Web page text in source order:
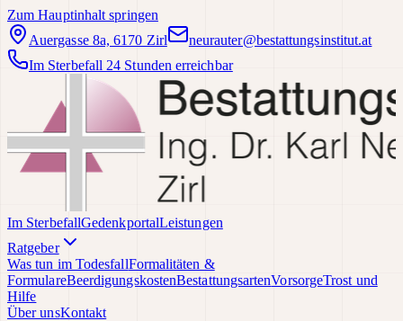
Zum Hauptinhalt springen
Auergasse 8a, 6170 Zirl
neurauter@bestattungsinstitut.at
Im Sterbefall 24 Stunden erreichbar
Im SterbefallGedenkportalLeistungen
Ratgeber
Was tun im TodesfallFormalitäten &
FormulareBeerdigungskostenBestattungsartenVorsorgeTrost und
Hilfe
Über unsKontakt